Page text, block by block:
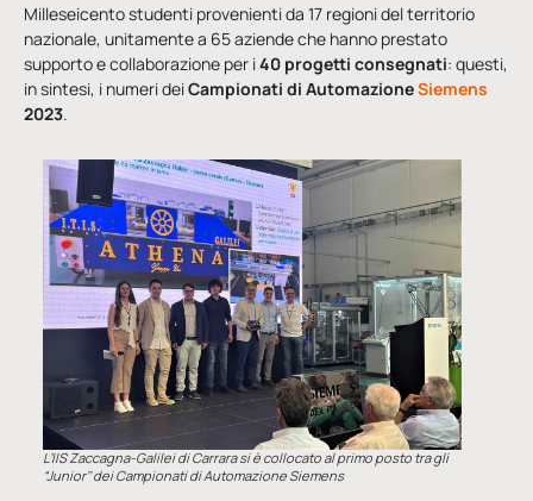
Milleseicento studenti provenienti da 17 regioni del territorio
nazionale, unitamente a 65 aziende che hanno prestato
supporto e collaborazione per i40 progetti consegnati: questi,
in sintesi, i numeri deiCampionati di AutomazioneSiemens
2023.
L’IIS Zaccagna-Galilei di Carrara si è collocato al primo posto tra gli
“Junior’’ dei Campionati di Automazione Siemens